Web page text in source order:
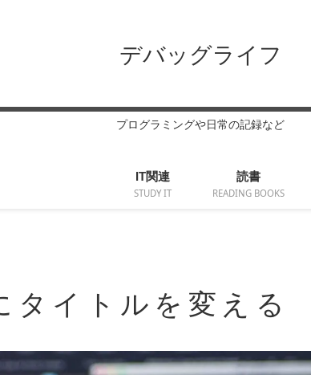
デバッグライフ
プログラミングや日常の記録など
IT関連
STUDY IT
読書
READING BOOKS
イトルを変える